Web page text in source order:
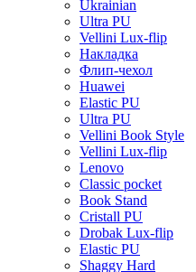
Ukrainian
Ultra PU
Vellini Lux-flip
Накладка
Флип-чехол
Huawei
Elastic PU
Ultra PU
Vellini Book Style
Vellini Lux-flip
Lenovo
Classic pocket
Book Stand
Cristall PU
Drobak Lux-flip
Elastic PU
Shaggy Hard